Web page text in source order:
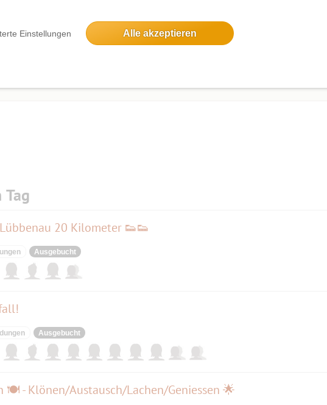
Einstellungen Alle akzeptieren
akzeptiert auch die Regelung zur
Tag
20 Kilometer 👟👟
Ausgebucht
Ausgebucht
🍽 - Klönen/Austausch/Lachen/Geniessen 🌟